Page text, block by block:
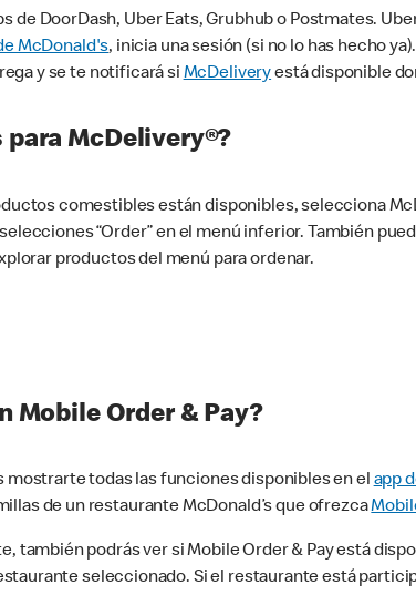
DoorDash, Uber Eats, Grubhub o Postmates.
McDonald's, inicia una sesión (si no lo has hecho
y se te notificará si McDeliveryestá disponible
McDelivery®?
comestibles están disponibles, selecciona
“Order” en el menú inferior. También
productos del menú para ordenar.
Mobile Order & Pay?
mostrarte todas las funciones disponibles en elapp
de un restaurante McDonald’s que ofrezca
también podrás ver si Mobile Order & Pay está
seleccionado. Si el restaurante está